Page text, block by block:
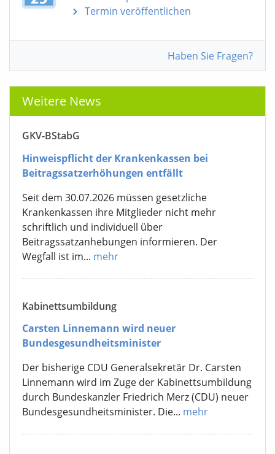
Termin veröffentlichen
Haben Sie Fragen?
Weitere News
GKV-BStabG
Hinweispflicht der Krankenkassen bei
Beitragssatzerhöhungen entfällt
Seit dem 30.07.2026 müssen gesetzliche
Krankenkassen ihre Mitglieder nicht mehr
schriftlich und individuell über
Beitragssatzanhebungen informieren. Der
Wegfall ist im... mehr
Kabinettsumbildung
Carsten Linnemann wird neuer
Bundesgesundheitsminister
Der bisherige CDU Generalsekretär Dr. Carsten
Linnemann wird im Zuge der Kabinettsumbildung
durch Bundeskanzler Friedrich Merz (CDU) neuer
Bundesgesundheitsminister. Die... mehr